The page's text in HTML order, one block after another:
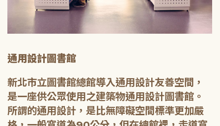
通用設計圖書館
新北市立圖書館總館導入通用設計友善空間，
是一座供公眾使用之建築物通用設計圖書館。
所謂的通用設計，是比無障礙空間標準更加嚴